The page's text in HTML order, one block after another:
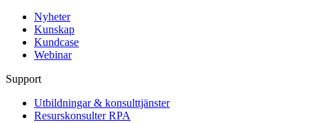
Nyheter
Kunskap
Kundcase
Webinar
Support
Utbildningar & konsulttjänster
Resurskonsulter RPA